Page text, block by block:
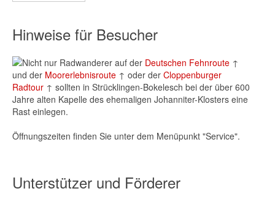
Hinweise für Besucher
Nicht nur Radwanderer auf der Deutschen Fehnroute ↑
und der Moorerlebnisroute ↑ oder der Cloppenburger
Radtour ↑ sollten in Strücklingen-Bokelesch bei der über 600
Jahre alten Kapelle des ehemaligen Johanniter-Klosters eine
Rast einlegen.
Öffnungszeiten finden Sie unter dem Menüpunkt "Service".
Unterstützer und Förderer